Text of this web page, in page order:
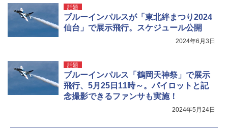
話題
ブルーインパルスが「東北絆まつり2024
仙台」で展示飛行。スケジュール公開
2024年6月3日
話題
ブルーインパルス「鶴岡天神祭」で展示
飛行、5月25日11時～。パイロットと記
念撮影できるファンサも実施！
2024年5月24日